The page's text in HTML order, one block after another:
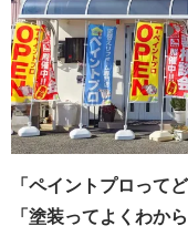
「ペイントプロって
「塗装ってよくわか